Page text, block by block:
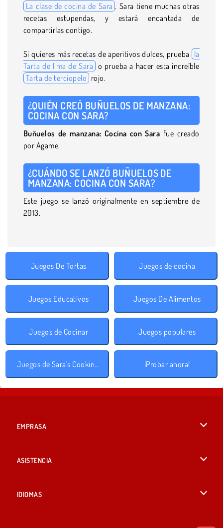
La clase de cocina de Sara . Sara tiene muchas otras
recetas estupendas, y estará encantada de
compartirlas contigo.
Si quieres más recetas de aperitivos dulces, prueba la
Tarta de lima de Sara o prueba a hacer esta increíble
Tarta de terciopelo rojo.
¿QUIÉN CREÓ BUÑUELOS DE MANZANA:
COCINA CON SARA?
Buñuelos de manzana: Cocina con Sara fue creado
por Agame.
¿CUÁNDO SE LANZÓ BUÑUELOS DE
MANZANA: COCINA CON SARA?
Este juego se lanzó originalmente en septiembre de
2013.
Juegos De Tortas Juegos de cocina
Juegos Educativos Juegos De Alimentos
Juegos de Cocinar Juegos populares
Juegos de Sara's Cooking Class ¡Probar ahora!
EMPRASA
ASISTENCIA
IDIOMAS